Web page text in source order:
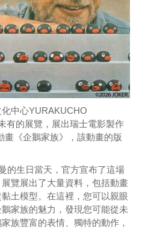
中心YURAKUCHO
有的展覽，展出瑞士電影製作
畫《企鵝家族》，該動畫的版
的生日當天，官方宣布了這場
覽展出了大量資料，包括動畫
土模型。在這裡，您可以親眼
家族的魅力，發現您可能從未
族豐富的表情、獨特的動作，